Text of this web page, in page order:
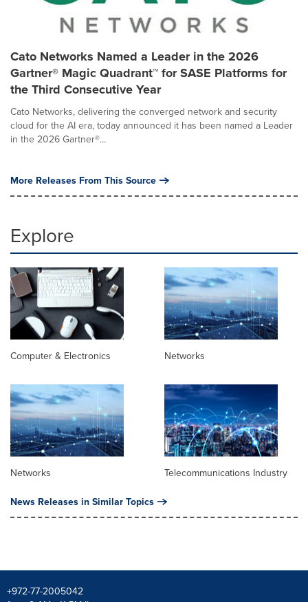
Cato Networks Named a Leader in the 2026
Gartner® Magic Quadrant™ for SASE Platforms for
the Third Consecutive Year
Cato Networks, delivering the converged network and security
cloud for the AI era, today announced it has been named a Leader
in the 2026 Gartner®...
More Releases From This Source
Explore
Computer & Electronics Networks
Networks Telecommunications Industry
News Releases in Similar Topics
+972-77-2005042